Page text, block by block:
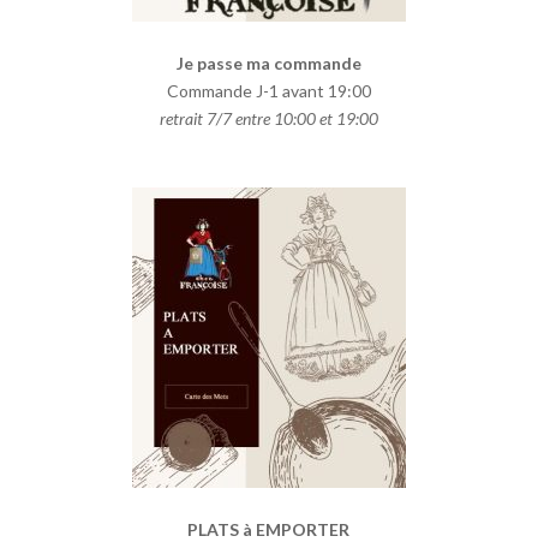
Je passe ma commande
Commande J-1 avant 19:00
retrait 7/7 entre 10:00 et 19:00
PLATS à EMPORTER